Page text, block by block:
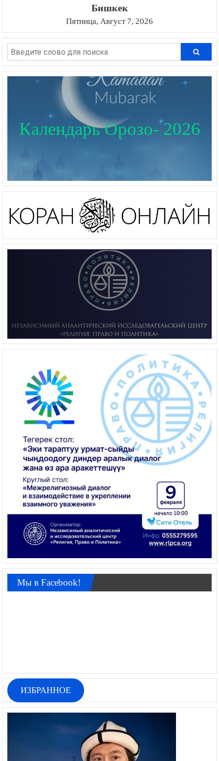
Бишкек
Пятница, Август 7, 2026
Календарь Орозо- 2026
Мы в Facebook!
ИЗБРАННОЕ